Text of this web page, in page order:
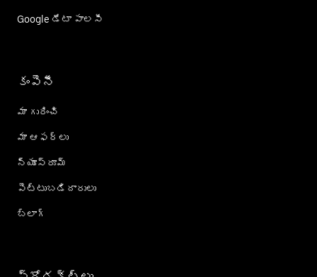
Google డేటా పాలసీ
కంపెనీ
మా గురించి
మా ఆఫర్లు
న్యూస్‌రూమ్
పెట్టుబడిదారులు
బ్లాగ్